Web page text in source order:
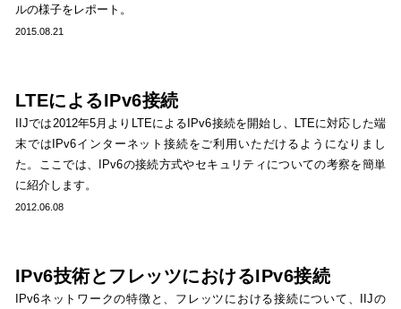
ルの様子をレポート。
2015.08.21
LTEによるIPv6接続
IIJでは2012年5月よりLTEによるIPv6接続を開始し、LTEに対応した端
末ではIPv6インターネット接続をご利用いただけるようになりまし
た。ここでは、IPv6の接続方式やセキュリティについての考察を簡単
に紹介します。
2012.06.08
IPv6技術とフレッツにおけるIPv6接続
IPv6ネットワークの特徴と、フレッツにおける接続について、IIJの